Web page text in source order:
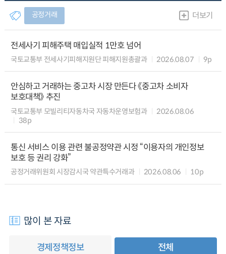
공정거래 더보기
전세사기 피해주택 매입실적 1만호 넘어
국토교통부 전세사기피해지원단 피해지원총괄과 2026.08.07 9p
안심하고 거래하는 중고차 시장 만든다 《중고차 소비자
보호대책》 추진
국토교통부 모빌리티자동차국 자동차운영보험과
2026.08.06
38p
통신 서비스 이용 관련 불공정약관 시정 “이용자의 개인정보
보호 등 권리 강화”
공정거래위원회 시장감시국 약관특수거래과 2026.08.06 10p
많이 본 자료
경제정책정보 전체